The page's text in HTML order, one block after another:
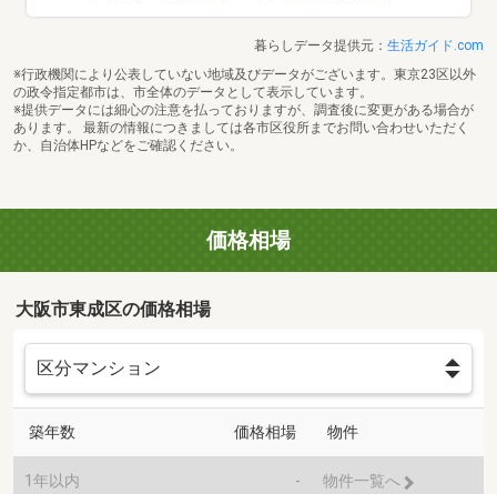
暮らしデータ提供元： 生活ガイド.com
※行政機関により公表していない地域及びデータがございます。東京23区以外
の政令指定都市は、市全体のデータとして表示しています。
※提供データには細心の注意を払っておりますが、調査後に変更がある場合が
あります。 最新の情報につきましては各市区役所までお問い合わせいただく
か、自治体HPなどをご確認ください。
価格相場
大阪市東成区の価格相場
築年数 価格相場 物件
1年以内 - 物件一覧へ